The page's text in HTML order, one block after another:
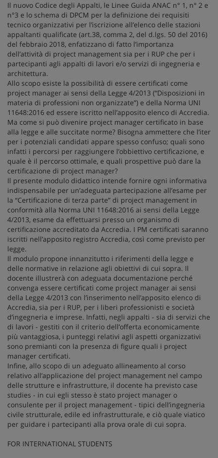
Il nuovo Codice degli Appalti, le Linee Guida ANAC n° 1, n° 2 e
n°3 e lo schema di DPCM per la definizione dei requisiti
tecnico organizzativi per l’iscrizione all’elenco delle stazioni
appaltanti qualificate (art.38, comma 2, del d.lgs. 50 del 2016)
del febbraio 2018, enfatizzano di fatto l’importanza
dell’attività di project management sia per i RUP che per i
partecipanti agli appalti di lavori e/o servizi di ingegneria e
architettura.
Allo scopo esiste la possibilità di essere certificati come
project manager ai sensi della Legge 4/2013 (“Disposizioni in
materia di professioni non organizzate”) e della Norma UNI
11648:2016 ed essere iscritto nell’apposito elenco di Accredia.
Ma come si può divenire project manager certificato in base
alla legge e alle succitate norme? Bisogna ammettere che l’iter
per i potenziali candidati appare spesso confuso; quali sono
infatti i percorsi per raggiungere l’obbiettivo certificazione, e
quale è il percorso ottimale, e quali prospettive può dare la
certificazione di project manager?
Il presente modulo didattico intende fornire ogni informativa
indispensabile per un’adeguata partecipazione all’esame per
la “Certificazione di terza parte” di project management in
conformità alla Norma UNI 11648:2016 ai sensi della Legge
4/2013, esame da effettuarsi presso un organismo di
certificazione accreditato da Accredia. I PM certificati saranno
iscritti nell’apposito registro Accredia, così come previsto per
legge.
Il modulo propone innanzitutto i riferimenti della legge e
delle normative in relazione agli obiettivi di cui sopra. Il
docente illustrerà con adeguata documentazione perché
convenga essere certificati come project manager ai sensi
della Legge 4/2013 con l’inserimento nell’apposito elenco di
Accredia, sia per i RUP, per i liberi professionisti e società
d’ingegneria e imprese. Infatti, negli appalti - sia di servizi che
di lavori - gestiti con il criterio dell’offerta economicamente
più vantaggiosa, i punteggi relativi agli aspetti organizzativi
sono premianti con la presenza di figure quali i project
manager certificati.
Infine, allo scopo di un adeguato allineamento al corso
relativo all’applicazione del project management nel campo
delle strutture e infrastrutture, il docente ha previsto case
studies - in cui egli stesso è stato project manager o
consulente per il project management - tipici dell’ingegneria
civile strutturale, edile ed infrastrutturale, e ciò quale viatico
per guidare i partecipanti alla prova orale di cui sopra.
FOR INTERNATIONAL STUDENTS